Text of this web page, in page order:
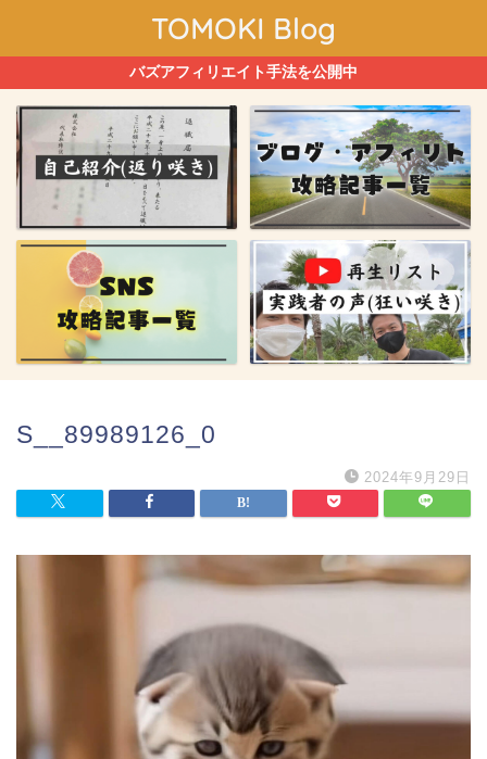
TOMOKI Blog
バズアフィリエイト手法を公開中
S__89989126_0
2024年9月29日